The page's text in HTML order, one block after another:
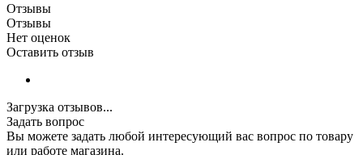
Отзывы
Отзывы
Нет оценок
Оставить отзыв
Загрузка отзывов...
Задать вопрос
Вы можете задать любой интересующий вас вопрос по товару
или работе магазина.